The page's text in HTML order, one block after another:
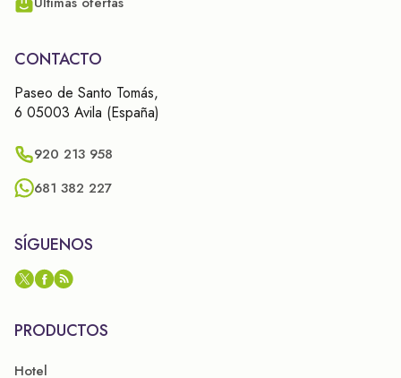
CONTACTO
Paseo de Santo Tomás,
6 05003 Avila (España)
920 213 958
681 382 227
SÍGUENOS
PRODUCTOS
Hotel